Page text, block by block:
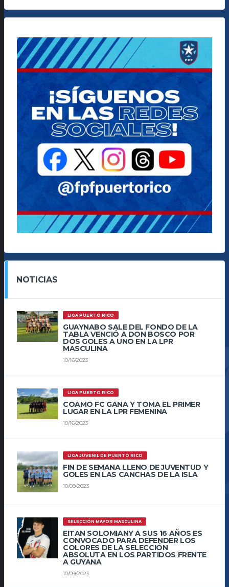
NOTICIAS
LIGA PUERTO RICO
GUAYNABO SALE DEL FONDO DE LA
TABLA VENCIÓ A DON BOSCO POR
DOS GOLES A UNO EN LA LPR
MASCULINA
10/16/2023
LIGA PUERTO RICO
COAMO FC GANA Y TOMA EL PRIMER
LUGAR EN LA LPR FEMENINA
10/16/2023
LIGA JUVENIL DE PUERTO RICO
FIN DE SEMANA LLENO DE JUVENTUD Y
GOLES EN LAS CANCHAS DE LA ISLA
10/09/2023
SELECCIÓN MAYOR MASCULINA
EITAN SOLOMIANY A SUS 16 AÑOS ES
CONVOCADO PARA DEFENDER LOS
COLORES DE LA SELECCIÓN
ABSOLUTA EN LOS PARTIDOS FRENTE
A GUYANA
10/09/2023